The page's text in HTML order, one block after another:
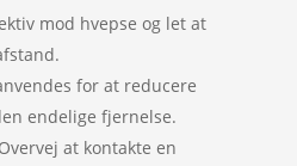
mod hvepse og let at
for at reducere
endelige fjernelse.
Overvej at kontakte en